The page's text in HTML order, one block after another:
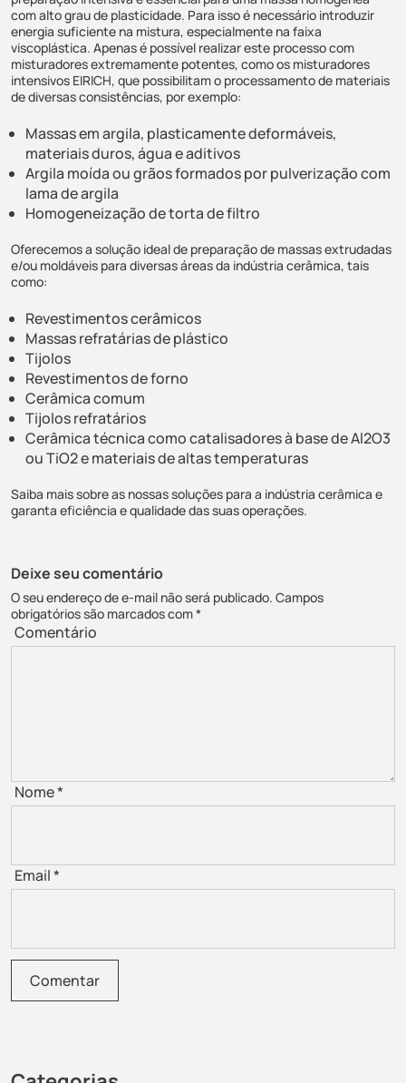
com alto grau de plasticidade. Para isso é necessário introduzir
energia suficiente na mistura, especialmente na faixa
viscoplástica. Apenas é possível realizar este processo com
misturadores extremamente potentes, como os misturadores
intensivos EIRICH, que possibilitam o processamento de materiais
de diversas consistências, por exemplo:
Massas em argila, plasticamente deformáveis,
materiais duros, água e aditivos
Argila moída ou grãos formados por pulverização com
lama de argila
Homogeneização de torta de filtro
Oferecemos a solução ideal de preparação de massas extrudadas
e/ou moldáveis para diversas áreas da indústria cerâmica, tais
como:
Revestimentos cerâmicos
Massas refratárias de plástico
Tijolos
Revestimentos de forno
Cerâmica comum
Tijolos refratários
Cerâmica técnica como catalisadores à base de Al2O3
ou TiO2 e materiais de altas temperaturas
Saiba mais sobre as nossas soluções para a indústria cerâmica e
garanta eficiência e qualidade das suas operações.
Deixe seu comentário
O seu endereço de e-mail não será publicado. Campos
obrigatórios são marcados com*
Comentário
Nome*
Email*